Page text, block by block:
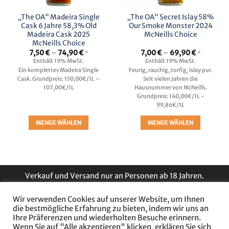
„The OA“ Madeira Single
Cask 6 Jahre 58,3% Old
Madeira Cask 2025
McNeills Choice
7,50€ – 74,90€Preisspanne:
bis
74,90 €
*
Enthält 19% MwSt.
Ein komplettes Madeira Single
Cask. Grundpreis: 150,00€/1L –
107,00€/1L
MENGE WÄHLEN
mehrere
Varianten
Die
Optionen
können
„The OA“ Secret Islay 58%
Our Smoke Monster 2024
McNeills Choice
7,00€ – 69,90€
bis
69,90 €
*
Enthält 19% MwSt.
Feurig, rauchig, torfig, Islay pur.
Seit vielen Jahren die
Hausnummer von McNeills.
Grundpreis: 140,00€/1L -
99,86€/1L
MENGE WÄHLEN
mehrere
Varianten
Die
Optionen
können
Verkauf und Versand nur an Personen ab 18 Jahren.
* Preise inklusive Mehrwertsteuer und gegebenenfalls
zuzüglich Versandkosten. Freier Versand ab Warenkorbwert
von 69 €.
Wir verwenden Cookies auf unserer Website, um Ihnen
die bestmögliche Erfahrung zu bieten, indem wir uns an
Ihre Präferenzen und wiederholten Besuche erinnern.
Wenn Sie auf "Alle akzeptieren" klicken, erklären Sie sich